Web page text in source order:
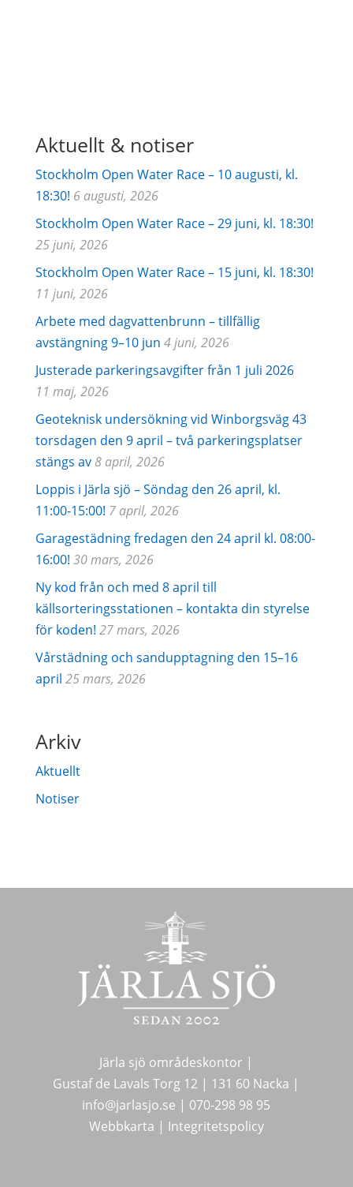
Aktuellt & notiser
Stockholm Open Water Race – 10 augusti, kl.
18:30! 6 augusti, 2026
Stockholm Open Water Race – 29 juni, kl. 18:30!
25 juni, 2026
Stockholm Open Water Race – 15 juni, kl. 18:30!
11 juni, 2026
Arbete med dagvattenbrunn – tillfällig
avstängning 9–10 jun 4 juni, 2026
Justerade parkeringsavgifter från 1 juli 2026
11 maj, 2026
Geoteknisk undersökning vid Winborgsväg 43
torsdagen den 9 april – två parkeringsplatser
stängs av 8 april, 2026
Loppis i Järla sjö – Söndag den 26 april, kl.
11:00-15:00! 7 april, 2026
Garagestädning fredagen den 24 april kl. 08:00-
16:00! 30 mars, 2026
Ny kod från och med 8 april till
källsorteringsstationen – kontakta din styrelse
för koden! 27 mars, 2026
Vårstädning och sandupptagning den 15–16
april 25 mars, 2026
Arkiv
Aktuellt
Notiser
Järla sjö områdeskontor |
Gustaf de Lavals Torg 12 | 131 60 Nacka |
info@jarlasjo.se | 070-298 98 95
Webbkarta | Integritetspolicy